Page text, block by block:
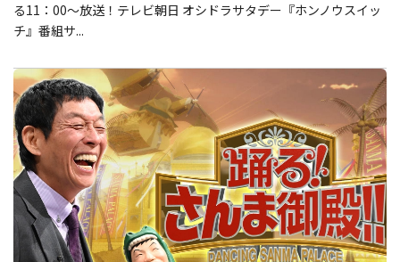
る11：00～放送！テレビ朝日 オシドラサタデー『ホンノウスイッ
チ』番組サ...